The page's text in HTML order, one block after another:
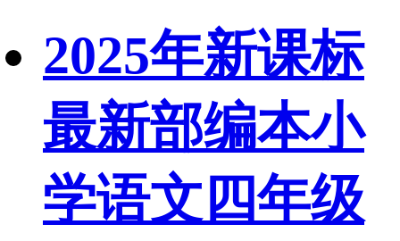
2025年新课标
最新部编本小
学语文四年级